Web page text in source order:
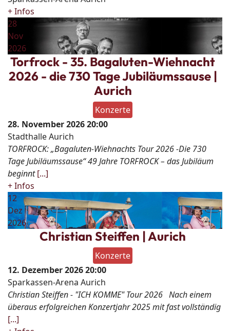
+ Infos
28
Nov
2026
Torfrock - 35. Bagaluten-Wiehnacht
2026 - die 730 Tage Jubiläumssause |
Aurich
Konzerte
28. November 202620:00
Stadthalle Aurich
TORFROCK: „Bagaluten-Wiehnachts Tour 2026 -Die 730
Tage Jubiläumssause“ 49 Jahre TORFROCK – das Jubiläum
beginnt [...]
+ Infos
12
Dez
2026
Christian Steiffen | Aurich
Konzerte
12. Dezember 202620:00
Sparkassen-Arena Aurich
Christian Steiffen - "ICH KOMME" Tour 2026 Nach einem
überaus erfolgreichen Konzertjahr 2025 mit fast vollständig
[...]